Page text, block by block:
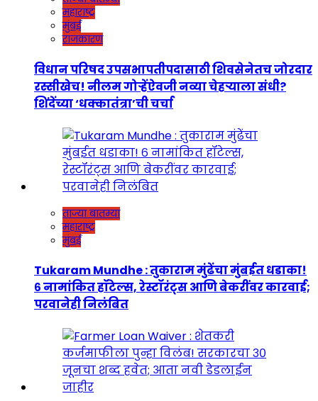
महाराष्ट्र
मुंबई
राजकारण
विधान परिषद उपसभापतीपदासाठी शिवसेनेतच जोरदार
रस्सीखेच! नीलम गोऱ्हेंऐवजी नव्या चेहऱ्याला संधी?
शिंदेंच्या ‘धक्कातंत्रा’ची चर्चा
ताज्या बातम्या
महाराष्ट्र
मुंबई
Tukaram Mundhe : तुकाराम मुंढेंचा मुंबईत धडाका!
६ नामांकित हॉटेल्स, रेस्टॉरंट्स आणि बेकरींवर कारवाई;
परवानेही निलंबित